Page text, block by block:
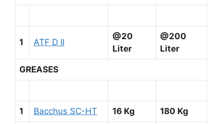
1 ATF D II
@20
Liter
@200
Liter
GREASES
1 Bacchus SC-HT 16 Kg 180 Kg